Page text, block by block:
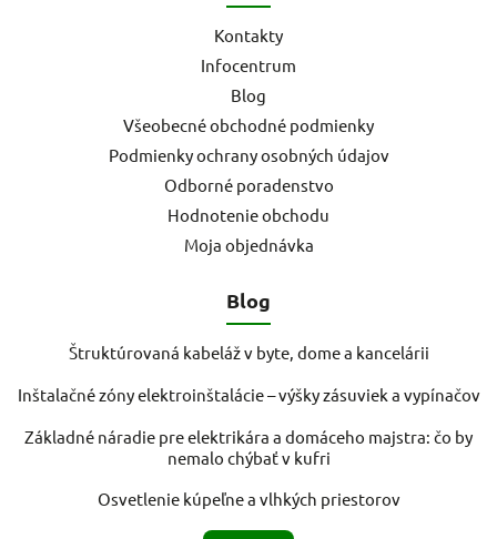
Kontakty
Infocentrum
Blog
Všeobecné obchodné podmienky
Podmienky ochrany osobných údajov
Odborné poradenstvo
Hodnotenie obchodu
Moja objednávka
Blog
Štruktúrovaná kabeláž v byte, dome a kancelárii
Inštalačné zóny elektroinštalácie – výšky zásuviek a vypínačov
Základné náradie pre elektrikára a domáceho majstra: čo by
nemalo chýbať v kufri
Osvetlenie kúpeľne a vlhkých priestorov